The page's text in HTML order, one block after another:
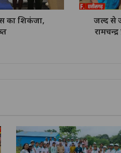
का शिकंजा,
जल्द से